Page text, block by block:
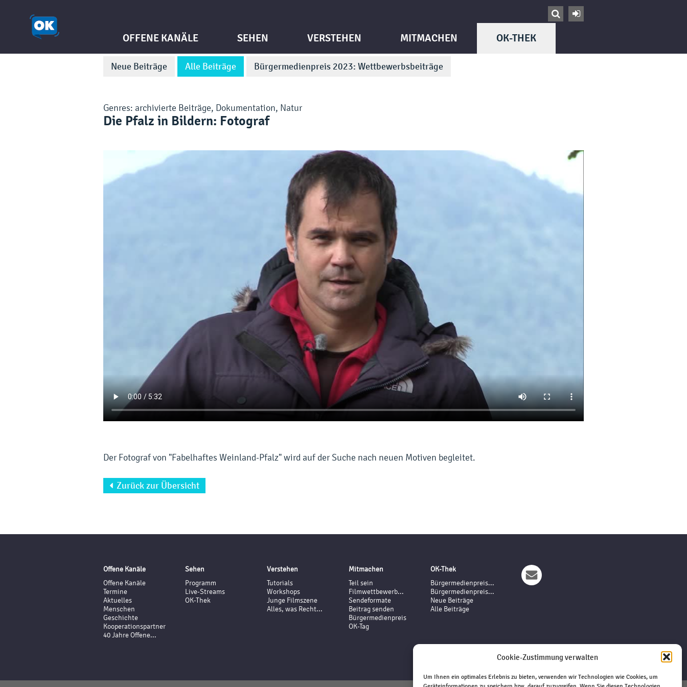
Cookie-Zustimmung verwalten
Um Ihnen ein optimales Erlebnis zu bieten, verwenden wir Technologien wie Cookies, um


OFFENE KANÄLE SEHEN VERSTEHEN MITMACHEN OK-THEK
Neue Beiträge Alle Beiträge Bürgermedienpreis 2023: Wettbewerbsbeiträge
Genres: archivierte Beiträge, Dokumentation, Natur
Die Pfalz in Bildern: Fotograf
Der Fotograf von "Fabelhaftes Weinland-Pfalz" wird auf der Suche nach neuen Motiven begleitet.
Zurück zur Übersicht
Offene Kanäle
Offene Kanäle
Termine
Aktuelles
Menschen
Geschichte
Kooperationspartner
40 Jahre Offene...
Sehen
Programm
Live-Streams
OK-Thek
Verstehen
Tutorials
Workshops
Junge Filmszene
Alles, was Recht...
Mitmachen
Teil sein
Filmwettbewerb...
Sendeformate
Beitrag senden
Bürgermedienpreis
OK-Tag
OK-Thek
Bürgermedienpreis...
Bürgermedienpreis...
Neue Beiträge
Alle Beiträge